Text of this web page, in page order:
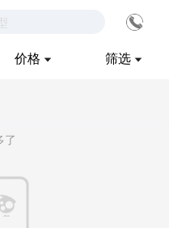
价格 筛选
了